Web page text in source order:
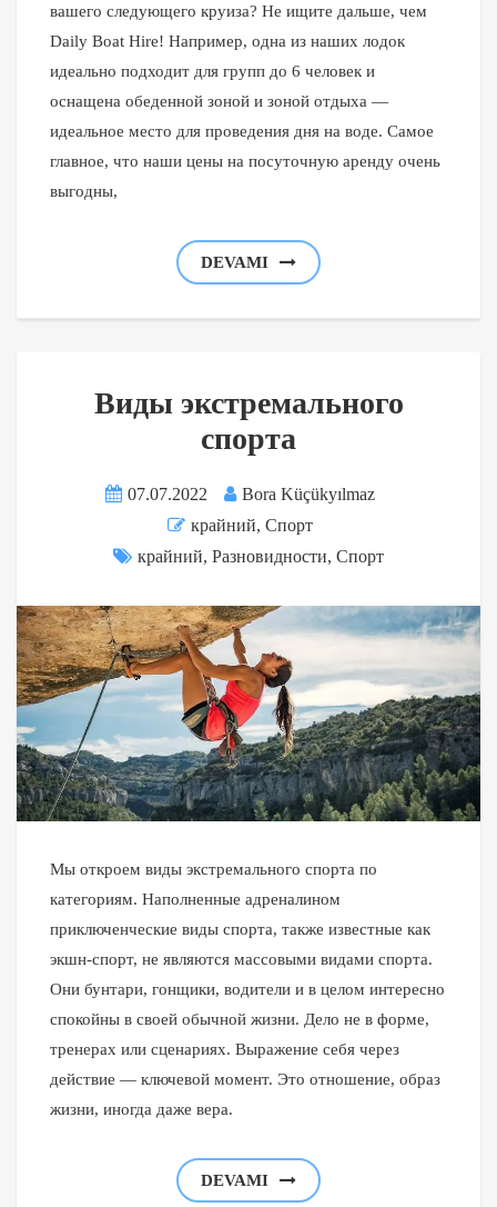
вашего следующего круиза? Не ищите дальше, чем
Daily Boat Hire! Например, одна из наших лодок
идеально подходит для групп до 6 человек и
оснащена обеденной зоной и зоной отдыха —
идеальное место для проведения дня на воде. Самое
главное, что наши цены на посуточную аренду очень
выгодны,
DEVAMI
Виды экстремального
спорта
07.07.2022
Bora Küçükyılmaz
крайний, Спорт
крайний, Разновидности, Спорт
Мы откроем виды экстремального спорта по
категориям. Наполненные адреналином
приключенческие виды спорта, также известные как
экшн-спорт, не являются массовыми видами спорта.
Они бунтари, гонщики, водители и в целом интересно
спокойны в своей обычной жизни. Дело не в форме,
тренерах или сценариях. Выражение себя через
действие — ключевой момент. Это отношение, образ
жизни, иногда даже вера.
DEVAMI